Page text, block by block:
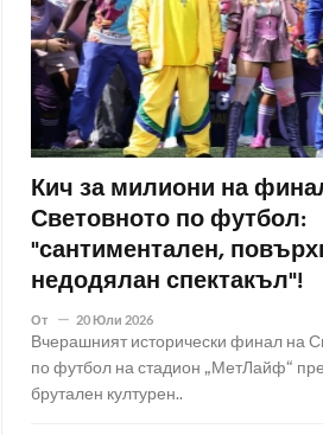
Кич за милиони на
Световното по футбол:
"сантиментален,
недодялан спектакъл"!
От 20 Юли 2026
Вчерашният исторически финал на
по футбол на стадион „МетЛайф“
брутален културен..